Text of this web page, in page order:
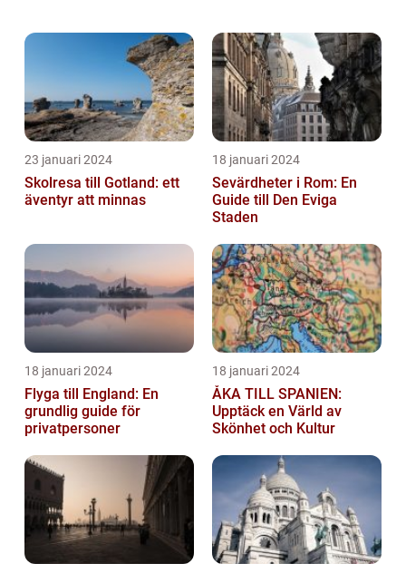
sättet att uppleva denna destination är
23 januari 2024
Skolresa till Gotland: ett
äventyr att minnas
18 januari 2024
Sevärdheter i Rom: En
Guide till Den Eviga
Staden
18 januari 2024
Flyga till England: En
grundlig guide för
privatpersoner
18 januari 2024
ÅKA TILL SPANIEN:
Upptäck en Värld av
Skönhet och Kultur